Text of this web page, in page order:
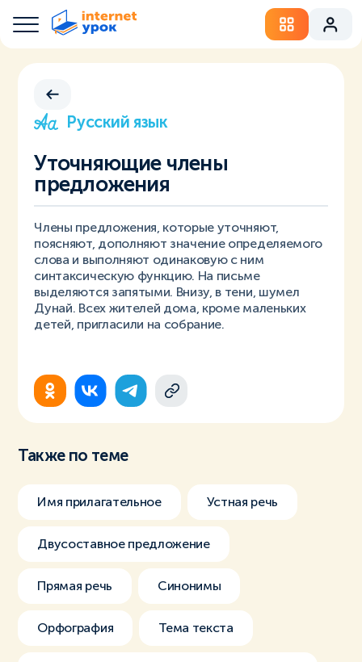
Русский язык
Уточняющие члены
предложения
Члены предложения, которые уточняют,
поясняют, дополняют значение определяемого
слова и выполняют одинаковую с ним
синтаксическую функцию. На письме
выделяются запятыми. Внизу, в тени, шумел
Дунай. Всех жителей дома, кроме маленьких
детей, пригласили на собрание.
Также по теме
Имя прилагательное Устная речь
Двусоставное предложение
Прямая речь Синонимы
Орфография Тема текста